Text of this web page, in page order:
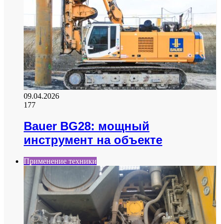
09.04.2026
177
Bauer BG28: мощный
инструмент на объекте
Применение техники